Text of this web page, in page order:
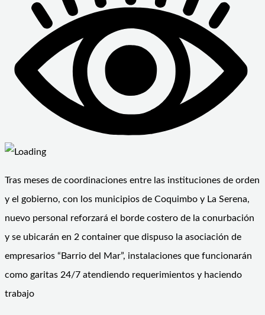
Tras meses de coordinaciones entre las instituciones de orden
y el gobierno, con los municipios de Coquimbo y La Serena,
nuevo personal reforzará el borde costero de la conurbación
y se ubicarán en 2 container que dispuso la asociación de
empresarios “Barrio del Mar”, instalaciones que funcionarán
como garitas 24/7 atendiendo requerimientos y haciendo
trabajo